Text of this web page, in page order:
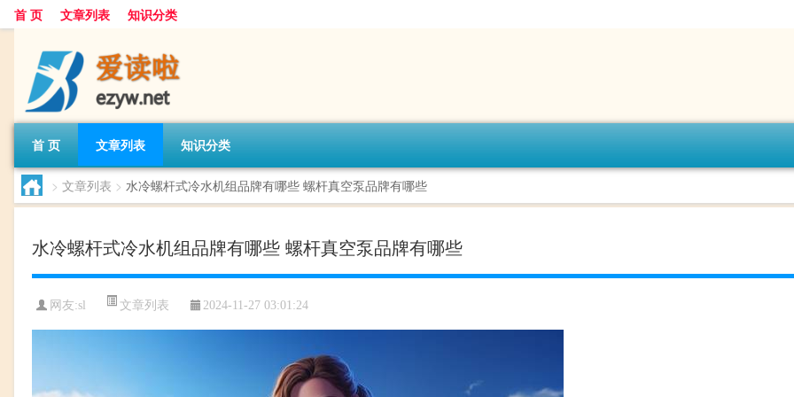
首 页 文章列表 知识分类
首 页 文章列表 知识分类
> 文章列表 > 水冷螺杆式冷水机组品牌有哪些 螺杆真空泵品牌有哪些
水冷螺杆式冷水机组品牌有哪些 螺杆真空泵品牌有哪些
网友:sl 文章列表 2024-11-27 03:01:24